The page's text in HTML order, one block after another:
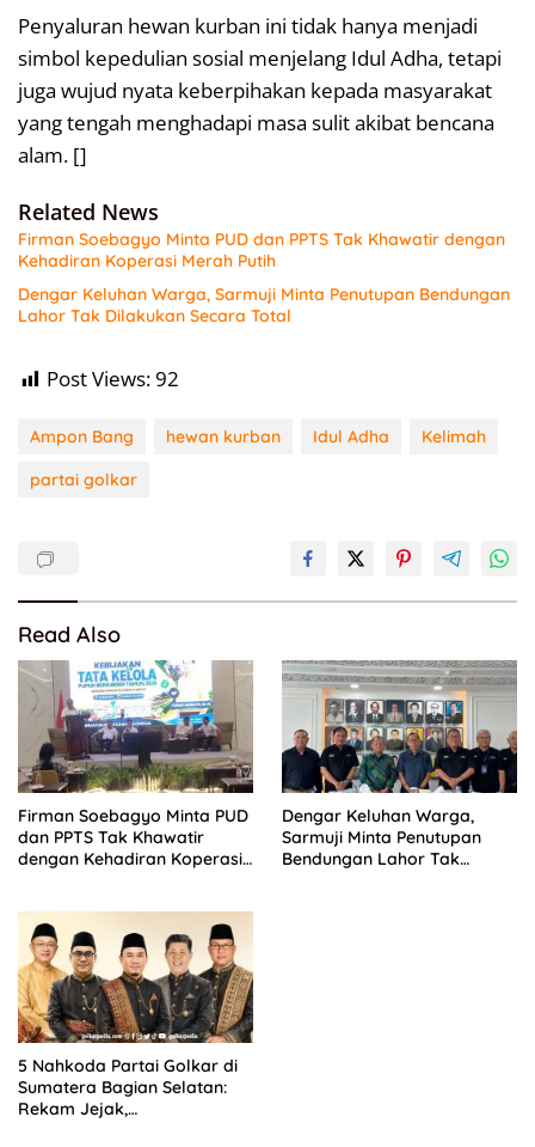
Penyaluran hewan kurban ini tidak hanya menjadi
simbol kepedulian sosial menjelang Idul Adha, tetapi
juga wujud nyata keberpihakan kepada masyarakat
yang tengah menghadapi masa sulit akibat bencana
alam. []
Related News
Firman Soebagyo Minta PUD dan PPTS Tak Khawatir dengan
Kehadiran Koperasi Merah Putih
Dengar Keluhan Warga, Sarmuji Minta Penutupan Bendungan
Lahor Tak Dilakukan Secara Total
Post Views:92
Ampon Bang hewan kurban Idul Adha
Kelimah
partai golkar
Read Also
Firman Soebagyo Minta PUD
dan PPTS Tak Khawatir
dengan Kehadiran Koperasi
Dengar Keluhan Warga,
Sarmuji Minta Penutupan
Bendungan Lahor Tak
5 Nahkoda Partai Golkar di
Sumatera Bagian Selatan:
Rekam Jejak,